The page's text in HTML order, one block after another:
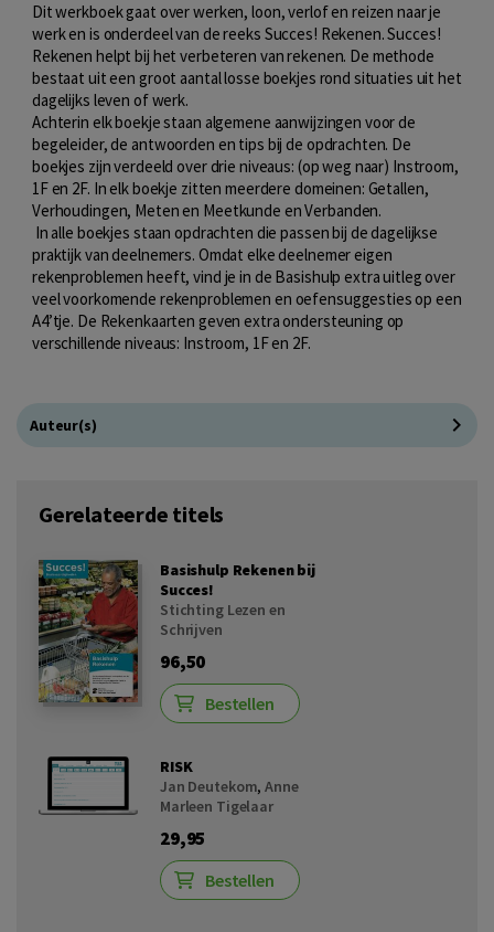
Dit werkboek gaat over werken, loon, verlof en reizen naar je
werk en is onderdeel van de reeks Succes! Rekenen. Succes!
Rekenen helpt bij het verbeteren van rekenen. De methode
bestaat uit een groot aantal losse boekjes rond situaties uit het
dagelijks leven of werk.
Achterin elk boekje staan algemene aanwijzingen voor de
begeleider, de antwoorden en tips bij de opdrachten. De
boekjes zijn verdeeld over drie niveaus: (op weg naar) Instroom,
1F en 2F. In elk boekje zitten meerdere domeinen: Getallen,
Verhoudingen, Meten en Meetkunde en Verbanden.
In alle boekjes staan opdrachten die passen bij de dagelijkse
praktijk van deelnemers. Omdat elke deelnemer eigen
rekenproblemen heeft, vind je in de Basishulp extra uitleg over
veel voorkomende rekenproblemen en oefensuggesties op een
A4’tje. De Rekenkaarten geven extra ondersteuning op
verschillende niveaus: Instroom, 1F en 2F.
Auteur(s)
Gerelateerde titels
Basishulp Rekenen bij
Succes!
Stichting Lezen en
Schrijven
96,50
Bestellen
RISK
Jan Deutekom,Anne
Marleen Tigelaar
29,95
Bestellen